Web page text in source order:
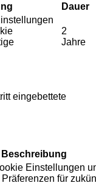
Dauer
2
Jahre
eingebettete
Beschreibung
Einstellungen
für